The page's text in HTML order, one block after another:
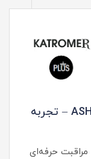
رنگ مو کاترومر سری خاکستری ASH – تجربه
مراقبت حرفه‌ای